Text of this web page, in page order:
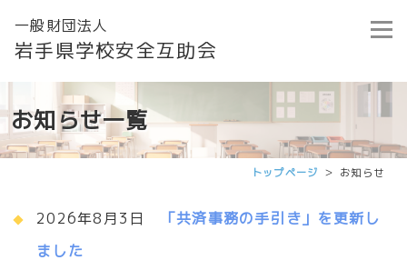
一般財団法人
岩手県学校安全互助会
お知らせ一覧
トップページ お知らせ
2026年8月3日
「共済事務の手引き」を更新し
ました